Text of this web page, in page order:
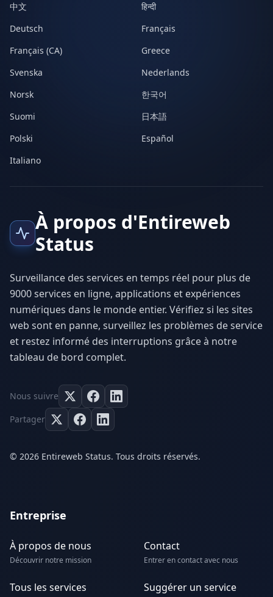
中文
हिन्दी
Deutsch
Français
Français (CA)
Greece
Svenska
Nederlands
Norsk
한국어
Suomi
日本語
Polski
Español
Italiano
À propos d'Entireweb
Status
Surveillance des services en temps réel pour plus de
9000 services en ligne, applications et expériences
numériques dans le monde entier. Vérifiez si les sites
web sont en panne, surveillez les problèmes de service
et restez informé des interruptions grâce à notre
tableau de bord complet.
Nous suivre
Partager
© 2026 Entireweb Status. Tous droits réservés.
Entreprise
À propos de nous
Découvrir notre mission
Contact
Entrer en contact avec nous
Tous les services Suggérer un service